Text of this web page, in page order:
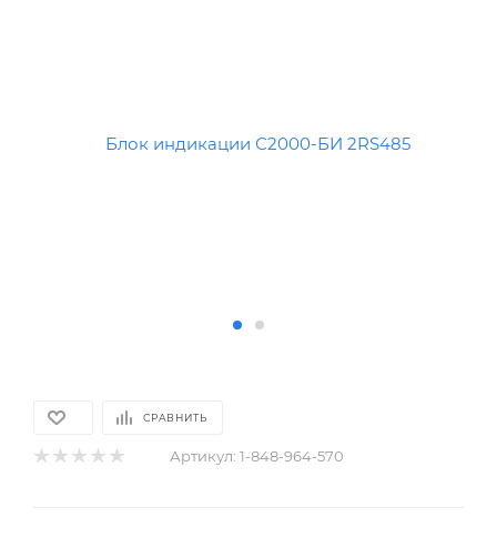
СРАВНИТЬ
Артикул: 1-848-964-570